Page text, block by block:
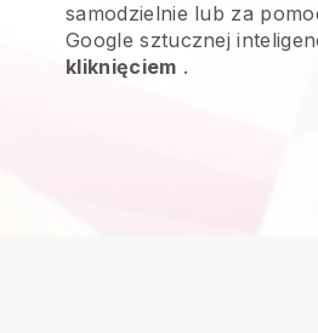
samodzielnie lub za
Google sztucznej
kliknięciem .